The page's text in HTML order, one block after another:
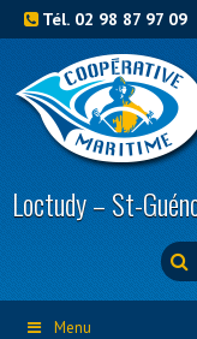
Tél. 02 98 87 97 09
Loctudy – St-
Menu